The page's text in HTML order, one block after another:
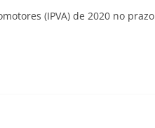
(IPVA) de 2020 no prazo